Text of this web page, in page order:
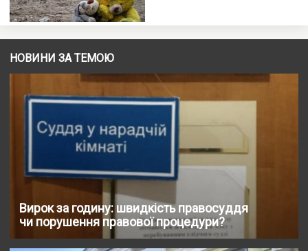
НОВИНИ ЗА ТЕМОЮ
Вирок за годину: швидкість правосуддя
чи порушення правової процедури?